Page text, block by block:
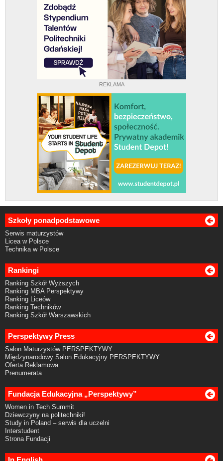
REKLAMA
Szkoły ponadpodstawowe
Serwis maturzystów
Licea w Polsce
Technika w Polsce
Rankingi
Ranking Szkół Wyższych
Ranking MBA Perspektywy
Ranking Liceów
Ranking Techników
Ranking Szkół Warszawskich
Perspektywy Press
Salon Maturzystów PERSPEKTYWY
Międzynarodowy Salon Edukacyjny PERSPEKTYWY
Oferta Reklamowa
Prenumerata
Fundacja Edukacyjna „Perspektywy”
Women in Tech Summit
Dziewczyny na politechniki!
Study in Poland – serwis dla uczelni
Interstudent
Strona Fundacji